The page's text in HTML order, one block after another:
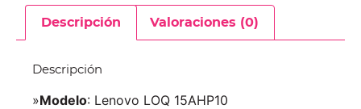
Descripción Valoraciones (0)
Descripción
»Modelo: Lenovo LOQ 15AHP10